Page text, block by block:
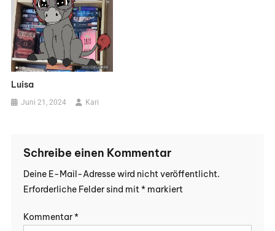
Luisa
Juni 21, 2024 Kari
Schreibe einen Kommentar
Deine E-Mail-Adresse wird nicht veröffentlicht.
Erforderliche Felder sind mit *markiert
Kommentar*